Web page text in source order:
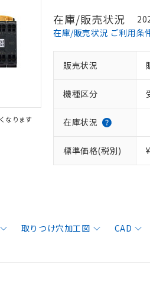
なります
在庫/販売状況
在庫/販売状況 ご利用条
販売状況
機種区分
在庫状況
標準価格(税別)
取りつけ穴加工図 CAD